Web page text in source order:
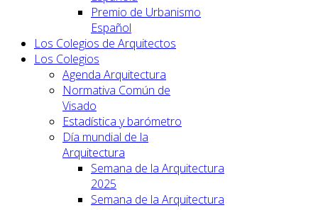
Premio de Urbanismo
Español
Los Colegios de Arquitectos
Los Colegios
Agenda Arquitectura
Normativa Común de
Visado
Estadística y barómetro
Día mundial de la
Arquitectura
Semana de la Arquitectura
2025
Semana de la Arquitectura